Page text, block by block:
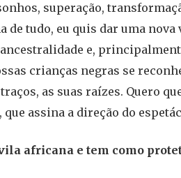
superação,
de tudo, eu quis dar uma
e,
crianças negras se
as suas raízes. Quero
que assina a direção do
africana e tem como